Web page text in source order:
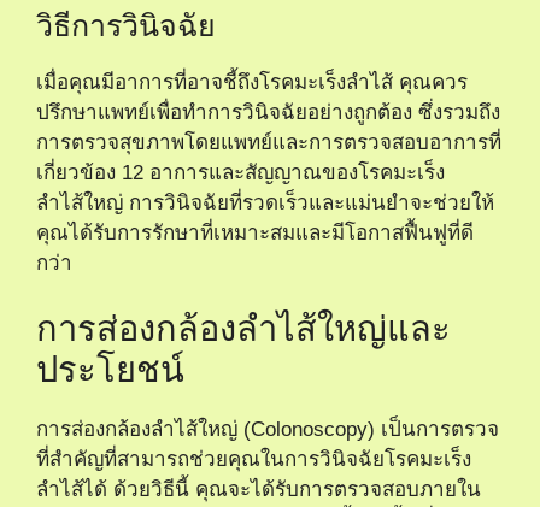
วิธีการวินิจฉัย
เมื่อคุณมีอาการที่อาจชี้ถึงโรคมะเร็งลำไส้ คุณควร
ปรึกษาแพทย์เพื่อทำการวินิจฉัยอย่างถูกต้อง ซึ่งรวมถึง
การตรวจสุขภาพโดยแพทย์และการตรวจสอบอาการที่
เกี่ยวข้อง 12 อาการและสัญญาณของโรคมะเร็ง
ลำไส้ใหญ่ การวินิจฉัยที่รวดเร็วและแม่นยำจะช่วยให้
คุณได้รับการรักษาที่เหมาะสมและมีโอกาสฟื้นฟูที่ดี
กว่า
การส่องกล้องลำไส้ใหญ่และ
ประโยชน์
การส่องกล้องลำไส้ใหญ่ (Colonoscopy) เป็นการตรวจ
ที่สำคัญที่สามารถช่วยคุณในการวินิจฉัยโรคมะเร็ง
ลำไส้ได้ ด้วยวิธีนี้ คุณจะได้รับการตรวจสอบภายใน